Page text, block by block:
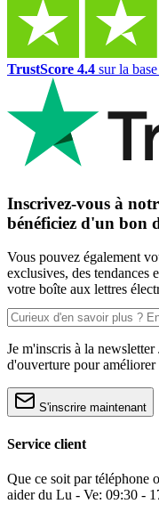
TrustScore 4.4 sur la
Inscrivez-vous à
bénéficiez d'un bon
Vous pouvez également
exclusives, des tendances
votre boîte aux lettres
Je m'inscris à la
d'ouverture pour améliorer
S'inscrire maintenant
Service client
Que ce soit par téléphone
aider du Lu - Ve: 09:30 -